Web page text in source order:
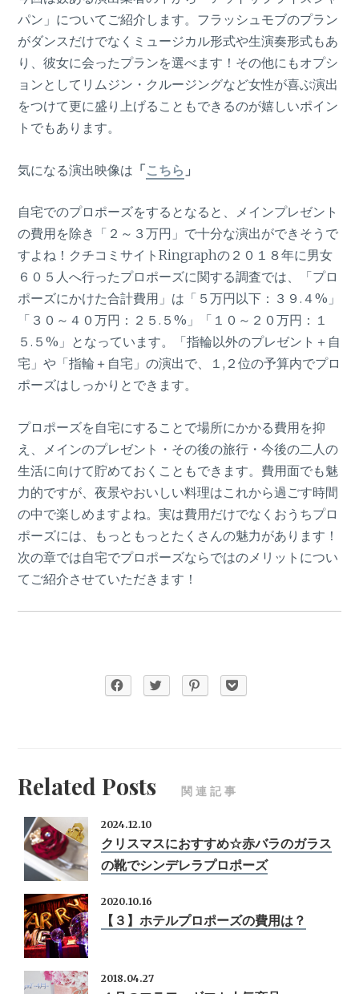
パン」についてご紹介します。フラッシュモブのプラン
がダンスだけでなくミュージカル形式や生演奏形式もあ
り、彼女に会ったプランを選べます！その他にもオプシ
ョンとしてリムジン・クルージングなど女性が喜ぶ演出
をつけて更に盛り上げることもできるのが嬉しいポイン
トでもあります。
気になる演出映像は 「こちら 」
自宅でのプロポーズをするとなると、メインプレゼント
の費用を除き「２～３万円」で十分な演出ができそうで
すよね！クチコミサイトRingraphの２０１８年に男女
６０５人へ行ったプロポーズに関する調査では、「プロ
ポーズにかけた合計費用」は「５万円以下：３９.４%」
「３０～４０万円：２５.５%」「１０～２０万円：１
５.５%」となっています。「指輪以外のプレゼント＋自
宅」や「指輪＋自宅」の演出で、１,２位の予算内でプロ
ポーズはしっかりとできます。
プロポーズを自宅にすることで場所にかかる費用を抑
え、メインのプレゼント・その後の旅行・今後の二人の
生活に向けて貯めておくこともできます。費用面でも魅
力的ですが、夜景やおいしい料理はこれから過ごす時間
の中で楽しめますよね。実は費用だけでなくおうちプロ
ポーズには、もっともっとたくさんの魅力があります！
次の章では自宅でプロポーズならではのメリットについ
てご紹介させていただきます！
Related Posts 関連記事
2024.12.10
クリスマスにおすすめ☆赤バラのガラス
の靴でシンデレラプロポーズ
2020.10.16
【３】ホテルプロポーズの費用は？
2018.04.27